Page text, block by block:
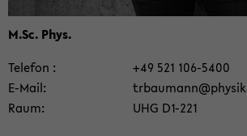
M.Sc. Phys.
Te­le­fon
+49 521 106-​5400
E-​Mail
Raum
UHG D1-​221